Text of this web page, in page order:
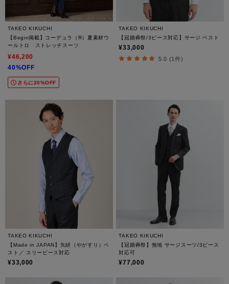
TAKEO KIKUCHI
【Begin掲載】コーデュラ（R）夏素材ウ
ールトロ ストレッチスーツ
¥46,200
40%OFF
さらに20%OFF
TAKEO KIKUCHI
【冠婚葬祭/3ピース対応】サージ ベスト
¥33,000
5.0 (1件)
TAKEO KIKUCHI
【Made in JAPAN】矢絣（やがすり）ベ
スト／ スリーピース対応
¥33,000
TAKEO KIKUCHI
【冠婚葬祭】無地 サージスーツ/3ピース
対応可
¥77,000